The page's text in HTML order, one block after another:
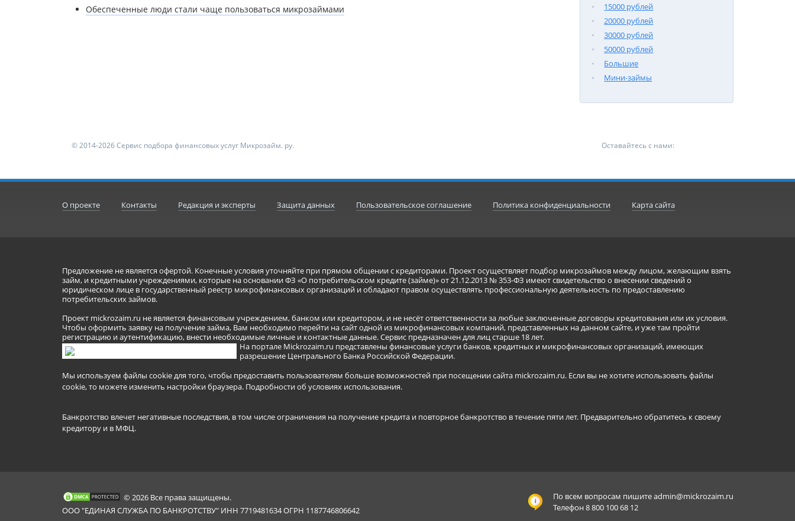
15000 рублей
20000 рублей
30000 рублей
50000 рублей
Большие
Мини-займы
Обеспеченные люди стали чаще пользоваться микрозаймами
© 2014-2026 Сервис подбора финансовых услуг Микрозайм. ру. Оставайтесь с нами:
О проекте Контакты Редакция и эксперты Защита данных Пользовательское соглашение Политика конфиденциальности Карта сайта
Предложение не является офертой. Конечные условия уточняйте при прямом общении с кредиторами. Проект осуществляет подбор микрозаймов между лицом, желающим взять
займ, и кредитными учреждениями, которые на основании ФЗ «О потребительском кредите (займе)» от 21.12.2013 № 353-ФЗ имеют свидетельство о внесении сведений о
юридическом лице в государственный реестр микрофинансовых организаций и обладают правом осуществлять профессиональную деятельность по предоставлению
потребительских займов.
Проект mickrozaim.ru не является финансовым учреждением, банком или кредитором, и не несёт ответственности за любые заключенные договоры кредитования или их условия.
Чтобы оформить заявку на получение займа, Вам необходимо перейти на сайт одной из микрофинансовых компаний, представленных на данном сайте, и уже там пройти
регистрацию и аутентификацию, внести необходимые личные и контактные данные. Сервис предназначен для лиц старше 18 лет.
На портале Mickrozaim.ru представлены финансовые услуги банков, кредитных и микрофинансовых организаций, имеющих
разрешение Центрального Банка Российской Федерации.
Мы используем файлы cookie для того, чтобы предоставить пользователям больше возможностей при посещении сайта mickrozaim.ru. Если вы не хотите использовать файлы
cookie, то можете изменить настройки браузера. Подробности об условиях использования.
Банкротство влечет негативные последствия, в том числе ограничения на получение кредита и повторное банкротство в течение пяти лет. Предварительно обратитесь к своему
кредитору и в МФЦ.
По всем вопросам пишитеadmin@mickrozaim.ru
Телефон 8 800 100 68 12
© 2026 Все права защищены.
ООО "ЕДИНАЯ СЛУЖБА ПО БАНКРОТСТВУ" ИНН 7719481634 ОГРН 1187746806642